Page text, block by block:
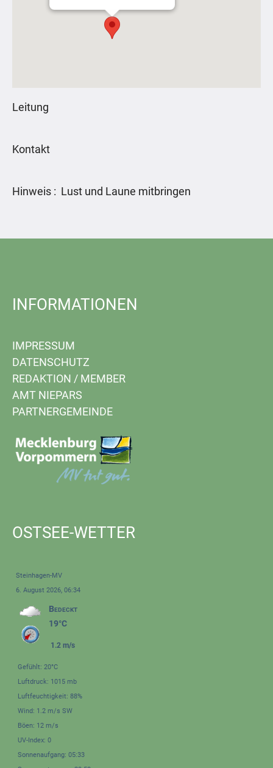
Leitung
Kontakt
Hinweis : Lust und Laune mitbringen
INFORMATIONEN
IMPRESSUM
DATENSCHUTZ
REDAKTION / MEMBER
AMT NIEPARS
PARTNERGEMEINDE
OSTSEE-WETTER
Steinhagen-MV
6. August 2026, 06:34
Bedeckt
19°C
1.2 m/s
Gefühlt: 20°C
Luftdruck: 1015 mb
Luftfeuchtigkeit: 88%
Wind: 1.2 m/s SW
Böen: 12 m/s
UV-Index: 0
Sonnenaufgang: 05:33